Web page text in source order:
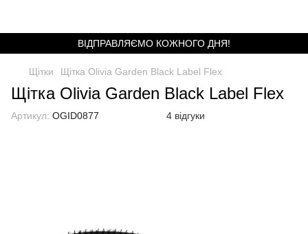
ВІДПРАВЛЯЄМО КОЖНОГО ДНЯ!
Щітки Щітка Olivia Garden Black Label Flex
Щітка Olivia Garden Black Label Flex
Артикул: OGID0877 4 відгуки